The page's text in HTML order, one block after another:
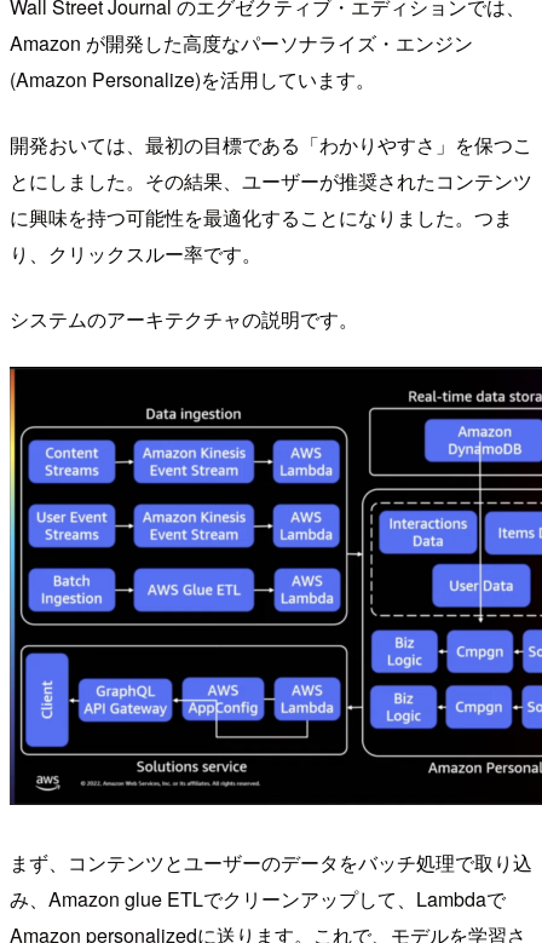
Wall Street Journal のエグゼクティブ・エディションでは、
Amazon が開発した高度なパーソナライズ・エンジン
(Amazon Personalize)を活用しています。
開発おいては、最初の目標である「わかりやすさ」を保つこ
とにしました。その結果、ユーザーが推奨されたコンテンツ
に興味を持つ可能性を最適化することになりました。つま
り、クリックスルー率です。
システムのアーキテクチャの説明です。
まず、コンテンツとユーザーのデータをバッチ処理で取り込
み、Amazon glue ETLでクリーンアップして、Lambdaで
Amazon personalizedに送ります。これで、モデルを学習さ